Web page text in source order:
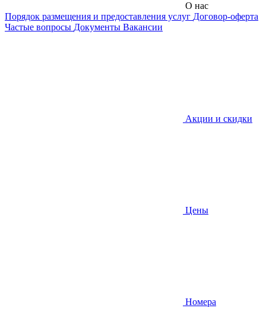
О нас
Порядок размещения и предоставления услуг Договор-оферта
Частые вопросы Документы Вакансии
Акции и скидки
Цены
Номера